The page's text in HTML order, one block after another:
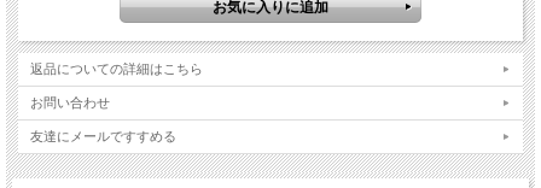
返品についての詳細はこちら
お問い合わせ
友達にメールですすめる